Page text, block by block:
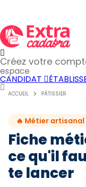
Créez votre
espace
CANDIDAT
ACCUEIL PÂTISSIER
🔥 Métier
Fiche
ce qu'il
te lancer